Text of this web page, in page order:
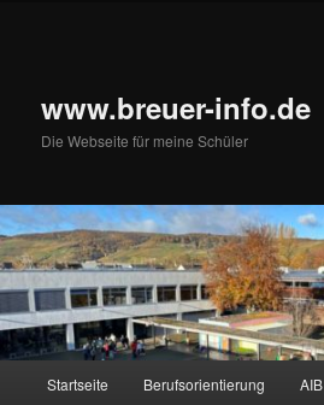
www.breuer-info.de
Die Webseite für meine Schüler
Startseite Berufsorientierung AIB